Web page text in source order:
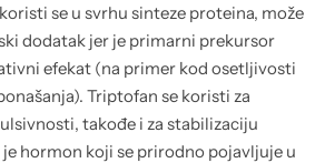
se u svrhu sinteze proteina, može
dodatak jer je primarni prekursor
efekat (na primer kod osetljivosti
Triptofan se koristi za
takođe i za stabilizaciju
hormon koji se prirodno pojavljuje u